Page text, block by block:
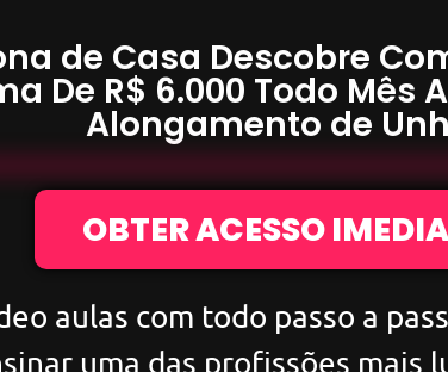
de Casa Descobre
De R$ 6.000 Todo Mês
Alongamento de
OBTER ACESSO
aulas com todo passo a
uma das profissões mais